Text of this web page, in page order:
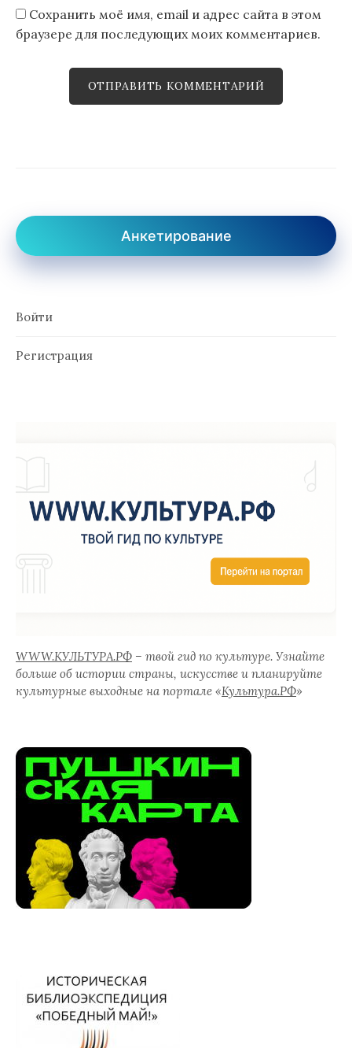
Сохранить моё имя, email и адрес сайта в этом
браузере для последующих моих комментариев.
Анкетирование
Войти
Регистрация
WWW.КУЛЬТУРА.РФ – твой гид по культуре. Узнайте
больше об истории страны, искусстве и планируйте
культурные выходные на портале «Культура.РФ»